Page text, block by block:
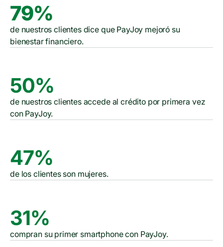
79%
de nuestros clientes dice que PayJoy mejoró su
bienestar financiero.
50%
de nuestros clientes accede al crédito por primera vez
con PayJoy.
47%
de los clientes son mujeres.
31%
compran su primer smartphone con PayJoy.